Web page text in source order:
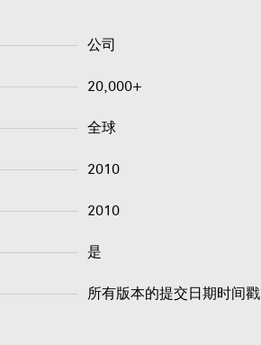
公司
20,000+
全球
2010
2010
是
所有版本的提交日期时间戳